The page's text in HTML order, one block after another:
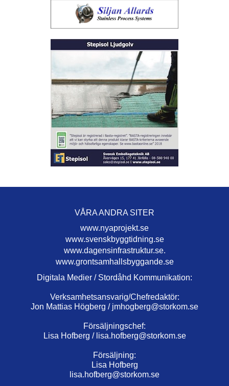
VÅRA ANDRA SITER
www.nyaprojekt.se
www.svenskbyggtidning.se
www.dagensinfrastruktur.se.
www.grontsamhallsbyggande.se
Digitala Medier / Stordåhd Kommunikation:
Verksamhetsansvarig/Chefredaktör:
Jon Mattias Högberg / jmhogberg@storkom.se
Försäljningschef:
Lisa Hofberg / lisa.hofberg@storkom.se
Försäljning:
Lisa Hofberg
lisa.hofberg@storkom.se